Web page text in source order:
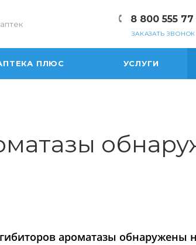
8 800 555 77
ЗАКАЗАТЬ ЗВОНОК
ПЛЮС УСЛУГИ
ароматазы обнаружены